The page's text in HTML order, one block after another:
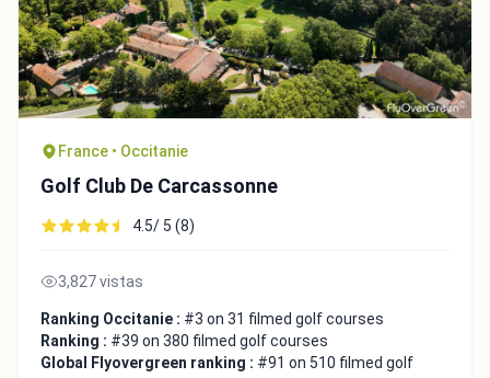
France • Occitanie
Golf Club De Carcassonne
4.5/ 5 (8)
3,827 vistas
Ranking Occitanie : #3 on 31 filmed golf courses
Ranking : #39 on 380 filmed golf courses
Global Flyovergreen ranking : #91 on 510 filmed golf